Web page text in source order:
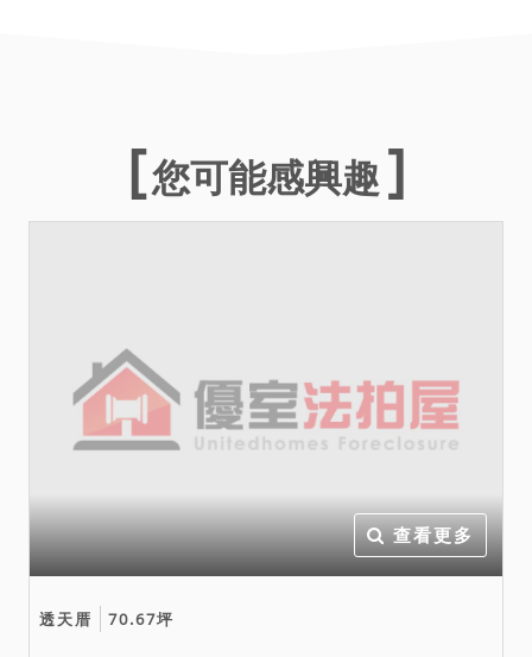
一、上開不動產4宗合併拍
賣，請投標人分別出價。
二、拍賣最低價額合計新台
您可能感興趣
查看更多
透天厝 70.67坪